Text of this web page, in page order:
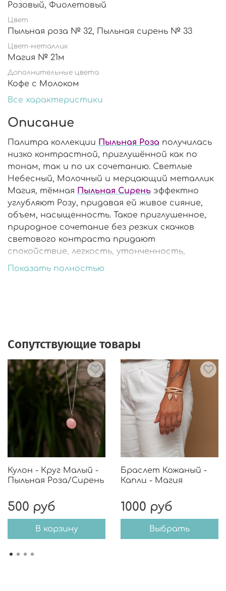
Розовый, Фиолетовый
Цвет
Пыльная роза № 32, Пыльная сирень № 33
Цвет-металлик
Магия № 21м
Дополнительные цвета
Кофе с Молоком
Все характеристики
Описание
Палитра коллекции Пыльная Роза получилась
низко контрастной, приглушённой как по
тонам, так и по их сочетанию. Светлые
Небесный, Молочный и мерцающий металлик
Магия, тёмная Пыльная Сирень эффектно
углубляют Розу, придавая ей живое сияние,
объем, насыщенность. Такое приглушенное,
природное сочетание без резких скачков
светового контраста придают
спокойствие, легкость, утонченность,
которые помогают исцелить душевные
Показать полностью
Сопутствующие товары
Кулон - Круг Малый -
Пыльная Роза/Сирень
500 руб
В корзину
Браслет Кожаный -
Капли - Магия
1000 руб
Выбрать